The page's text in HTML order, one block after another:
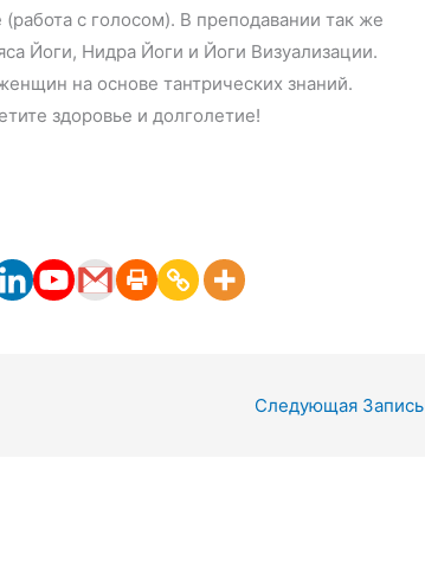
с голосом). В преподавании так же
Йоги, Нидра Йоги и Йоги Визуализации.
на основе тантрических знаний.
здоровье и долголетие!
Следующая Запись